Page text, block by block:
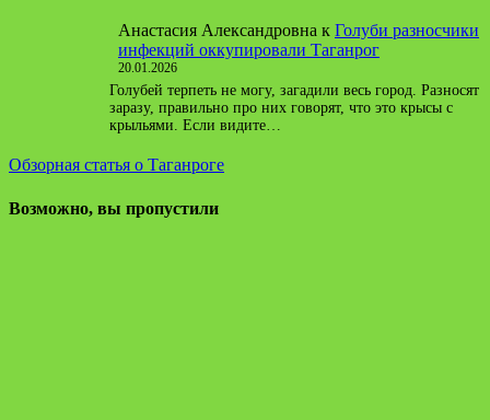
Анастасия Александровна к Голуби разносчики
инфекций оккупировали Таганрог
20.01.2026
Голубей терпеть не могу, загадили весь город. Разносят
заразу, правильно про них говорят, что это крысы с
крыльями. Если видите…
Обзорная статья о Таганроге
Возможно, вы пропустили